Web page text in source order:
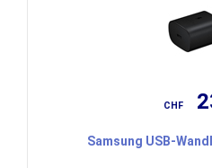
CHF
Samsung USB-